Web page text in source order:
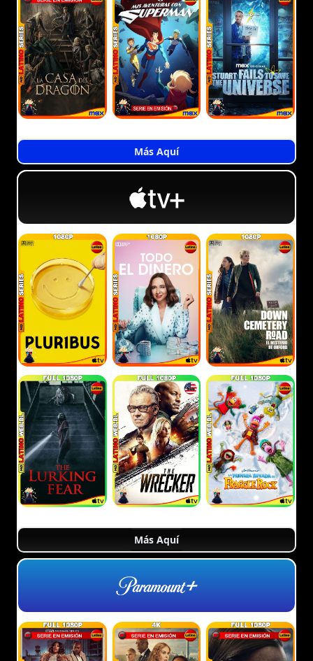
Más Aquí
Más Aquí